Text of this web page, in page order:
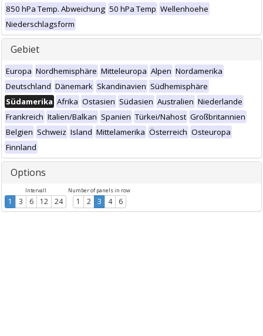
850 hPa Temp. Abweichung 50 hPa Temp Wellenhoehe
Niederschlagsform
Gebiet
Europa Nordhemisphäre Mitteleuropa Alpen Nordamerika
Deutschland Dänemark Skandinavien Südhemisphäre
Südamerika Afrika Ostasien Südasien Australien Niederlande
Frankreich Italien/Balkan Spanien Türkei/Nahost Großbritannien
Belgien Schweiz Island Mittelamerika Österreich Osteuropa
Finnland
Options
Intervall
1 3 6 12 24
Number of panels in row
1 2 3 4 6